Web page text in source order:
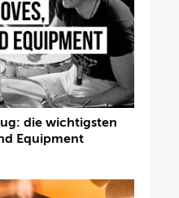
die wichtigsten
Equipment